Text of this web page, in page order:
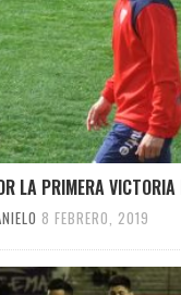
LA PRIMERA VICTORIA
8 FEBRERO, 2019